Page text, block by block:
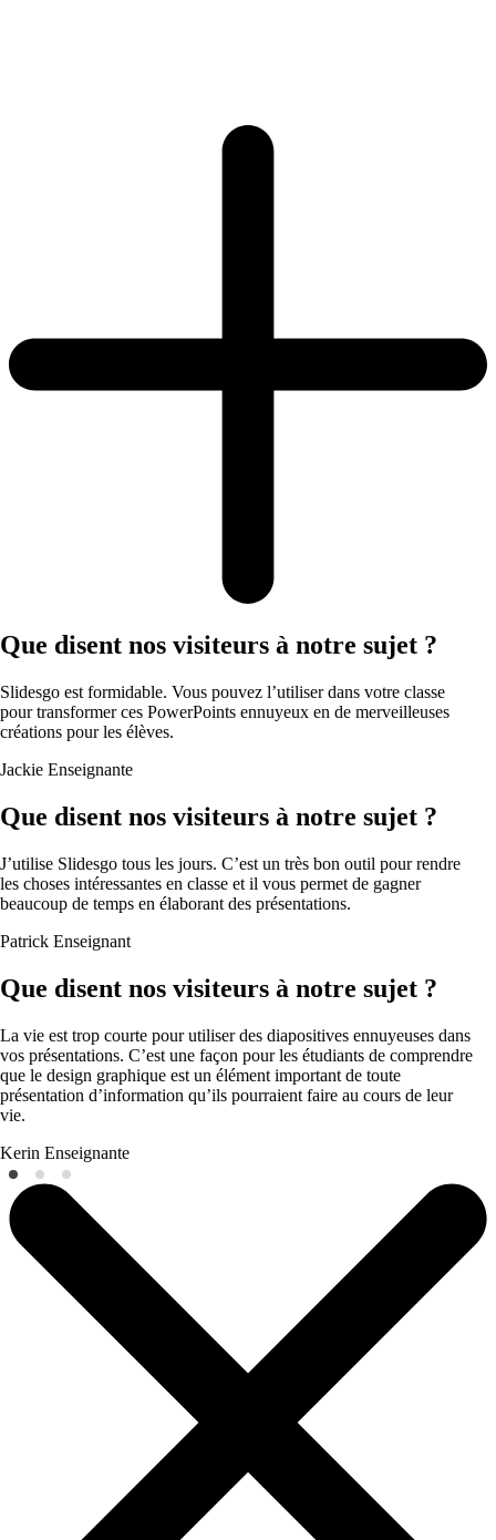
Que disent nos visiteurs à notre sujet ?
Slidesgo est formidable. Vous pouvez l’utiliser dans votre classe
pour transformer ces PowerPoints ennuyeux en de merveilleuses
créations pour les élèves.
Jackie Enseignante
Que disent nos visiteurs à notre sujet ?
J’utilise Slidesgo tous les jours. C’est un très bon outil pour rendre
les choses intéressantes en classe et il vous permet de gagner
beaucoup de temps en élaborant des présentations.
Patrick Enseignant
Que disent nos visiteurs à notre sujet ?
La vie est trop courte pour utiliser des diapositives ennuyeuses dans
vos présentations. C’est une façon pour les étudiants de comprendre
que le design graphique est un élément important de toute
présentation d’information qu’ils pourraient faire au cours de leur
vie.
Kerin Enseignante